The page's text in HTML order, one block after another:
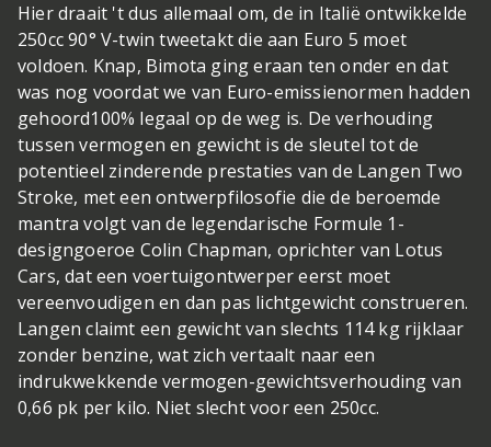
Hier draait 't dus allemaal om, de in Italië ontwikkelde
250cc 90° V-twin tweetakt die aan Euro 5 moet
voldoen. Knap, Bimota ging eraan ten onder en dat
was nog voordat we van Euro-emissienormen hadden
gehoord100% legaal op de weg is. De verhouding
tussen vermogen en gewicht is de sleutel tot de
potentieel zinderende prestaties van de Langen Two
Stroke, met een ontwerpfilosofie die de beroemde
mantra volgt van de legendarische Formule 1-
designgoeroe Colin Chapman, oprichter van Lotus
Cars, dat een voertuigontwerper eerst moet
vereenvoudigen en dan pas lichtgewicht construeren.
Langen claimt een gewicht van slechts 114 kg rijklaar
zonder benzine, wat zich vertaalt naar een
indrukwekkende vermogen-gewichtsverhouding van
0,66 pk per kilo. Niet slecht voor een 250cc.